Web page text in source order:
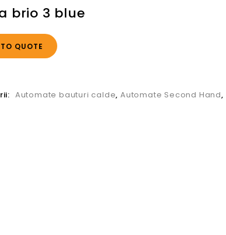
brio 3 blue
QUOTE
Automate bauturi calde,Automate Second Hand,